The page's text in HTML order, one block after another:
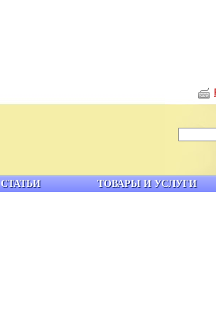
СТАТЬИ ТОВАРЫ И УСЛУГИ